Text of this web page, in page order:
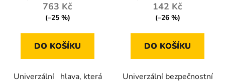
763 Kč
(–25 %)
DO KOŠÍKU
Univerzální hlava, která
142 Kč
(–26 %)
DO KOŠÍKU
Univerzální bezpečnostní